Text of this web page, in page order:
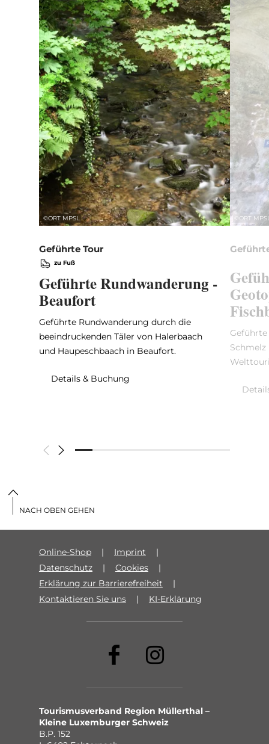
©ORT MPSL
Geführte Tour
zu Fuß
Geführte Rundwanderung -
Beaufort
Geführte Rundwanderung durch die
beeindruckenden Täler von Halerbaach
und Haupeschbaach in Beaufort.
Details & Buchung
ORT
Online-Shop
Imprint
Datenschutz
Cookies
Erklärung zur Barrierefreiheit
Kontaktieren Sie uns
KI-Erklärung
Tourismusverband Region Müllerthal –
Kleine Luxemburger Schweiz
B.P. 152
NACH OBEN GEHEN